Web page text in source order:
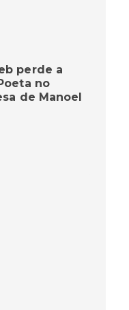
perde a
no
de Manoel